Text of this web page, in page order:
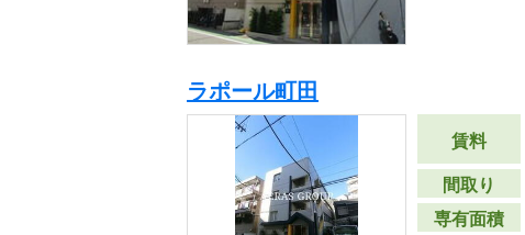
ラポール町田
賃料
間取り
専有面積